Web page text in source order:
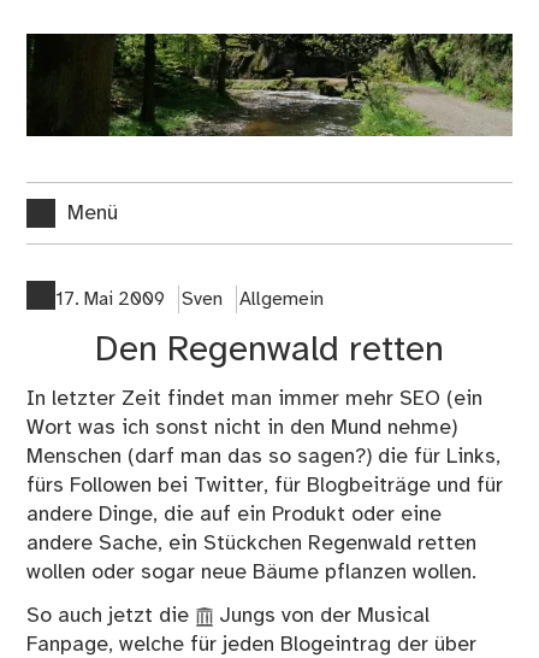
Menü
17. Mai 2009 Sven Allgemein
Den Regenwald retten
In letzter Zeit findet man immer mehr SEO (ein
Wort was ich sonst nicht in den Mund nehme)
Menschen (darf man das so sagen?) die für Links,
fürs Followen bei Twitter, für Blogbeiträge und für
andere Dinge, die auf ein Produkt oder eine
andere Sache, ein Stückchen Regenwald retten
wollen oder sogar neue Bäume pflanzen wollen.
So auch jetzt die Jungs von der Musical
Fanpage, welche für jeden Blogeintrag der über